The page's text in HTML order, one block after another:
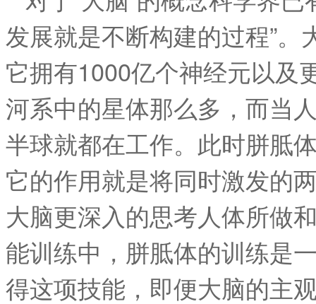
发展就是不断构建的过程”
它拥有1000亿个神经元以及
河系中的星体那么多，而当
半球就都在工作。此时胼胝
它的作用就是将同时激发的
大脑更深入的思考人体所做
能训练中，胼胝体的训练是
得这项技能，即便大脑的主